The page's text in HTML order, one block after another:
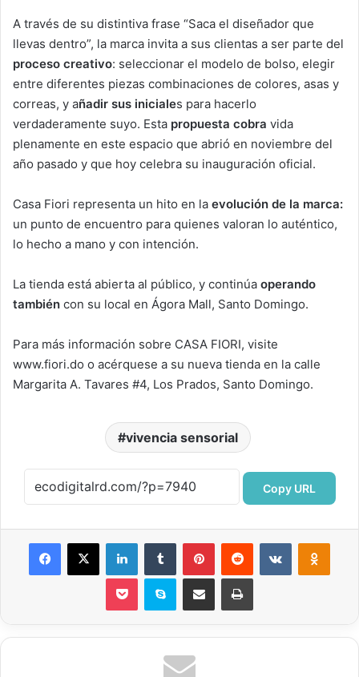
A través de su distintiva frase “Saca el diseñador que
llevas dentro”, la marca invita a sus clientas a ser parte del
proceso creativo: seleccionar el modelo de bolso, elegir
entre diferentes piezas combinaciones de colores, asas y
correas, y añadir sus iniciales para hacerlo
verdaderamente suyo. Esta propuesta cobra vida
plenamente en este espacio que abrió en noviembre del
año pasado y que hoy celebra su inauguración oficial.
Casa Fiori representa un hito en la evolución de la marca:
un punto de encuentro para quienes valoran lo auténtico,
lo hecho a mano y con intención.
La tienda está abierta al público, y continúa operando
también con su local en Ágora Mall, Santo Domingo.
Para más información sobre CASA FIORI, visite
www.fiori.do o acérquese a su nueva tienda en la calle
Margarita A. Tavares #4, Los Prados, Santo Domingo.
vivencia sensorial
Copy URL
Facebook
X LinkedInTumblr PinterestReddit VKontakte
Pocket Skype Compartir por correo electrónicoImprimir